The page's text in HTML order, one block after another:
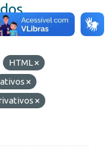
HTML
ativos